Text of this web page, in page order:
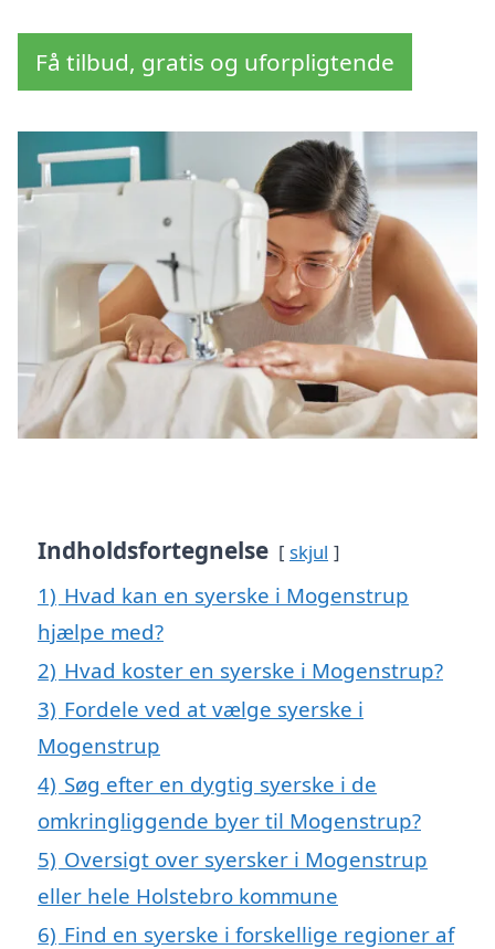
Få tilbud, gratis og uforpligtende
Indholdsfortegnelse skjul
1) Hvad kan en syerske i Mogenstrup
hjælpe med?
2) Hvad koster en syerske i Mogenstrup?
3) Fordele ved at vælge syerske i
Mogenstrup
4) Søg efter en dygtig syerske i de
omkringliggende byer til Mogenstrup?
5) Oversigt over syersker i Mogenstrup
eller hele Holstebro kommune
6) Find en syerske i forskellige regioner af